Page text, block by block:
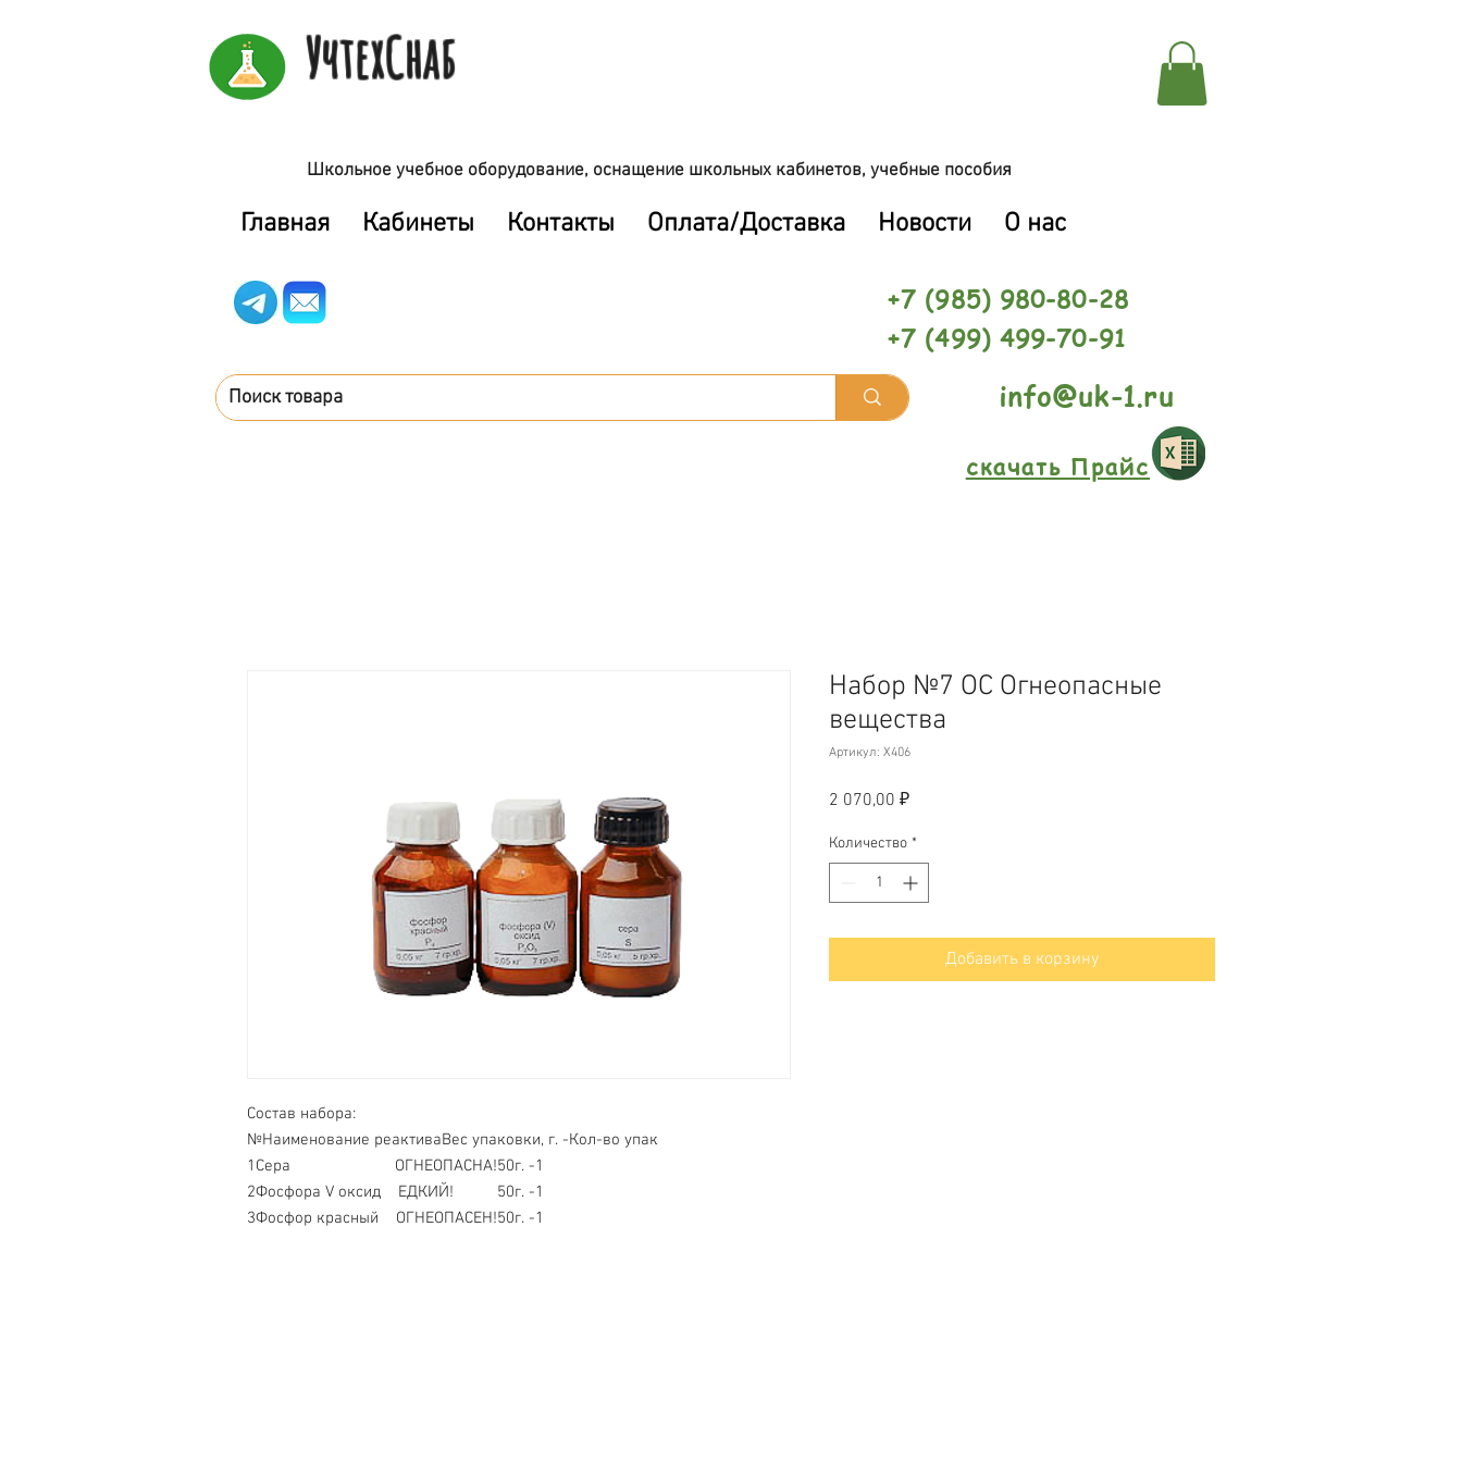
УчтехСнаб
Школьное учебное оборудование, оснащение школьных кабинетов, учебные пособия
Главная Кабинеты Контакты Оплата/Доставка Новости О нас
+7 (985) 980-80-28
+7 (499) 499-70-91
info@uk-1.ru
скачать Прайс
Состав набора:
№Наименование реактиваВес упаковки, г. -Кол-во упак
1 Сера ОГНЕОПАСНА!50г. -1
2Фосфора V оксид ЕДКИЙ! 50г. -1
3Фосфор красный ОГНЕОПАСЕН!50г. -1
Набор №7 ОС Огнеопасные
вещества
Артикул: Х406
2 070,00 ₽Цена
Количество *
Добавить в корзину